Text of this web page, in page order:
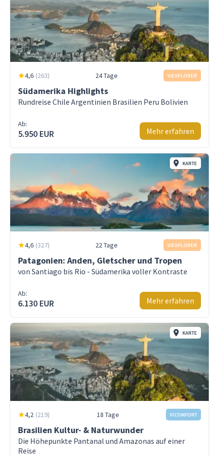
4,6 (263) 24 Tage VIEXPLORER
Südamerika Highlights
Rundreise Chile Argentinien Brasilien Peru Bolivien
Ab:
5.950 EUR Mehr erfahren
KARTE
4,6 (327) 22 Tage VIEXPLORER
Patagonien: Anden, Gletscher und Tropen
von Santiago bis Rio - Südamerika voller Kontraste
Ab:
6.130 EUR Mehr erfahren
KARTE
4,2 (219) 18 Tage VICOMFORT
Brasilien Kultur- & Naturwunder
Die Höhepunkte Pantanal und Amazonas auf einer
Reise